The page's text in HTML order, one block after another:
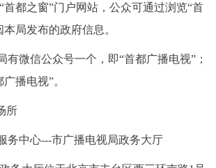
首都之窗”门户网站，公众可通过浏览“首
局发布的政府信息。
微信公众号一个，即“首都广播电视”；
播电视”。
所
中心---市广播电视局政务大厅